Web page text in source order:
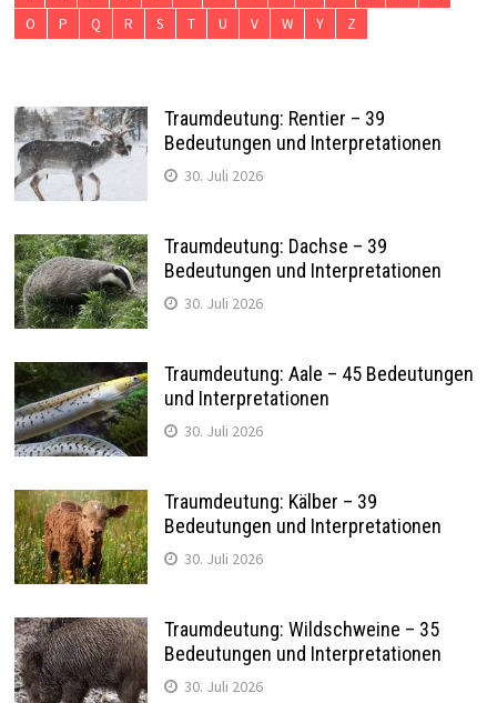
O
P Q R S T U V W Y Z
Traumdeutung: Rentier – 39
Bedeutungen und Interpretationen
30. Juli 2026
Traumdeutung: Dachse – 39
Bedeutungen und Interpretationen
30. Juli 2026
Traumdeutung: Aale – 45 Bedeutungen
und Interpretationen
30. Juli 2026
Traumdeutung: Kälber – 39
Bedeutungen und Interpretationen
30. Juli 2026
Traumdeutung: Wildschweine – 35
Bedeutungen und Interpretationen
30. Juli 2026